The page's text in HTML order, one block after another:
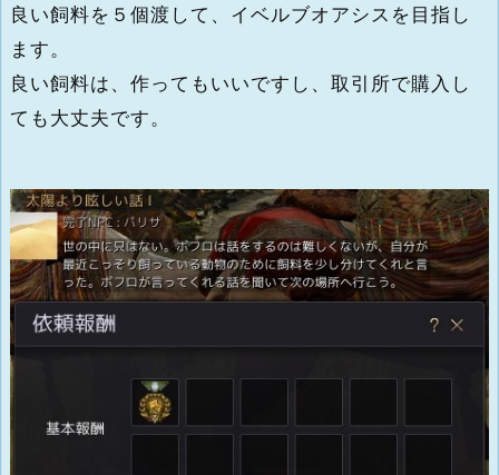
良い飼料を５個渡して、イベルブオアシスを目指し
ます。
良い飼料は、作ってもいいですし、取引所で購入し
ても大丈夫です。